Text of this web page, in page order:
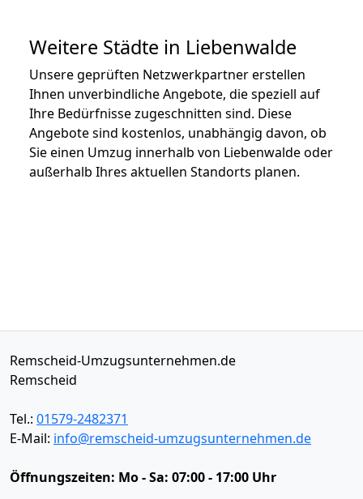
Weitere Städte in Liebenwalde
Unsere geprüften Netzwerkpartner erstellen
Ihnen unverbindliche Angebote, die speziell auf
Ihre Bedürfnisse zugeschnitten sind. Diese
Angebote sind kostenlos, unabhängig davon, ob
Sie einen Umzug innerhalb von Liebenwalde oder
außerhalb Ihres aktuellen Standorts planen.
Remscheid-Umzugsunternehmen.de
Remscheid
Tel.: 01579-2482371
E-Mail: info@remscheid-umzugsunternehmen.de
Öffnungszeiten: Mo - Sa: 07:00 - 17:00 Uhr